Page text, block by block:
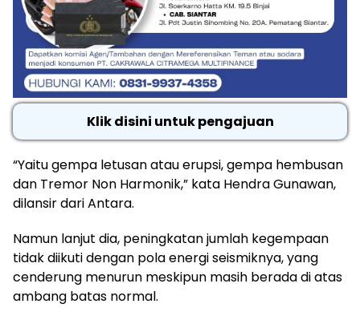
Klik disini untuk pengajuan
“Yaitu gempa letusan atau erupsi, gempa hembusan
dan Tremor Non Harmonik,” kata Hendra Gunawan,
dilansir dari Antara.
Namun lanjut dia, peningkatan jumlah kegempaan
tidak diikuti dengan pola energi seismiknya, yang
cenderung menurun meskipun masih berada di atas
ambang batas normal.